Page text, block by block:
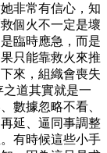
非常有信心，知
個火不一定是壞
臨時應急，而是
只能靠救火來推
來，組織會喪失
道其實就是一
數據忽略不看、
延、逼同事調整
有時候這些小手